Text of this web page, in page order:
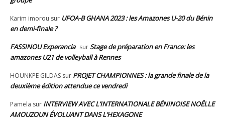
Karim imorou sur UFOA-B GHANA 2023 : les Amazones U-20 du Bénin
en demi-finale ?
FASSINOU Experancia surStage de préparation en France: les
amazones U21 de volleyball à Rennes
HOUNKPE GILDAS sur PROJET CHAMPIONNES : la grande finale de la
deuxième édition attendue ce vendredi
Pamela sur INTERVIEW AVEC L’INTERNATIONALE BÉNINOISE NOËLLE
AMOUZOUN ÉVOLUANT DANS L’HEXAGONE